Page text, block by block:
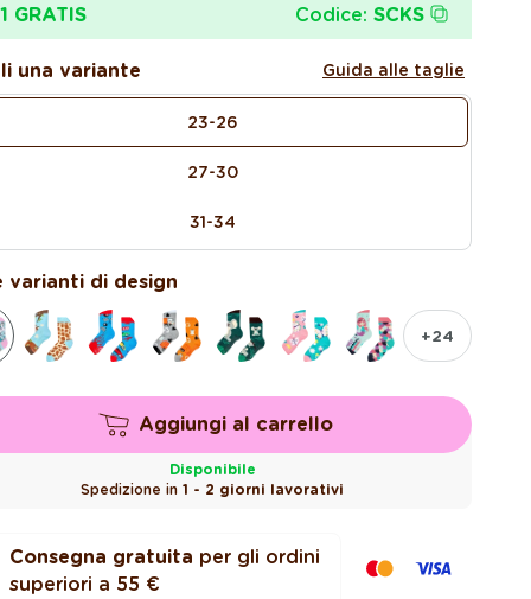
GRATIS Codice: SCKS
una variante Guida alle taglie
23-26
27-30
31-34
varianti di design
+24
Aggiungi al carrello
Disponibile
Spedizione in1 - 2 giorni lavorativi
Consegna gratuita per gli ordini
superiori a 55 €